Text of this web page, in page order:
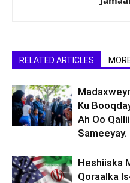
RELATED ARTICLES
Ku
Ah Oo
Sameeyay.
Heshiiska
Qoraalka